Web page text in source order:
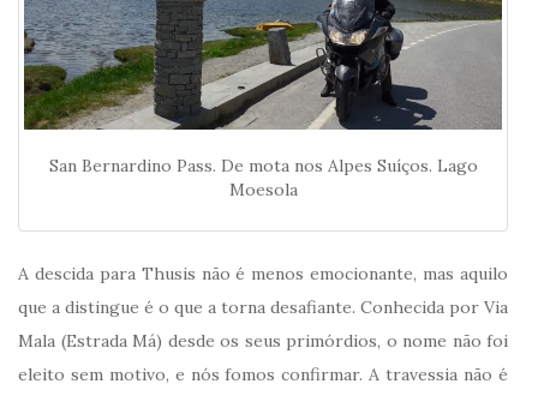
San Bernardino Pass. De mota nos Alpes Suíços. Lago
Moesola
A descida para Thusis não é menos emocionante, mas aquilo
que a distingue é o que a torna desafiante. Conhecida por Via
Mala (Estrada Má) desde os seus primórdios, o nome não foi
eleito sem motivo, e nós fomos confirmar. A travessia não é